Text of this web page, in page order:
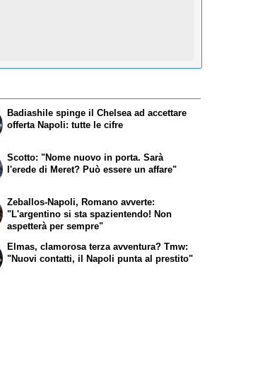
Badiashile spinge il Chelsea ad accettare
offerta Napoli: tutte le cifre
Scotto: "Nome nuovo in porta. Sarà
l'erede di Meret? Può essere un affare"
Zeballos-Napoli, Romano avverte:
"L'argentino si sta spazientendo! Non
aspetterà per sempre"
Elmas, clamorosa terza avventura? Tmw:
"Nuovi contatti, il Napoli punta al prestito"